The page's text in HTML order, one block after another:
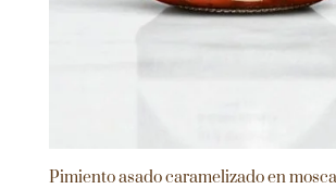
Pimiento asado caramelizado en